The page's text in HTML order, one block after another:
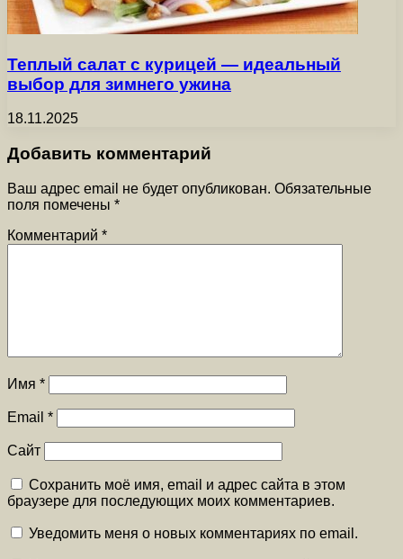
Теплый салат с курицей — идеальный
выбор для зимнего ужина
18.11.2025
Добавить комментарий
Ваш адрес email не будет опубликован. Обязательные
поля помечены *
Комментарий *
Имя *
Email *
Сайт
Сохранить моё имя, email и адрес сайта в этом
браузере для последующих моих комментариев.
Уведомить меня о новых комментариях по email.